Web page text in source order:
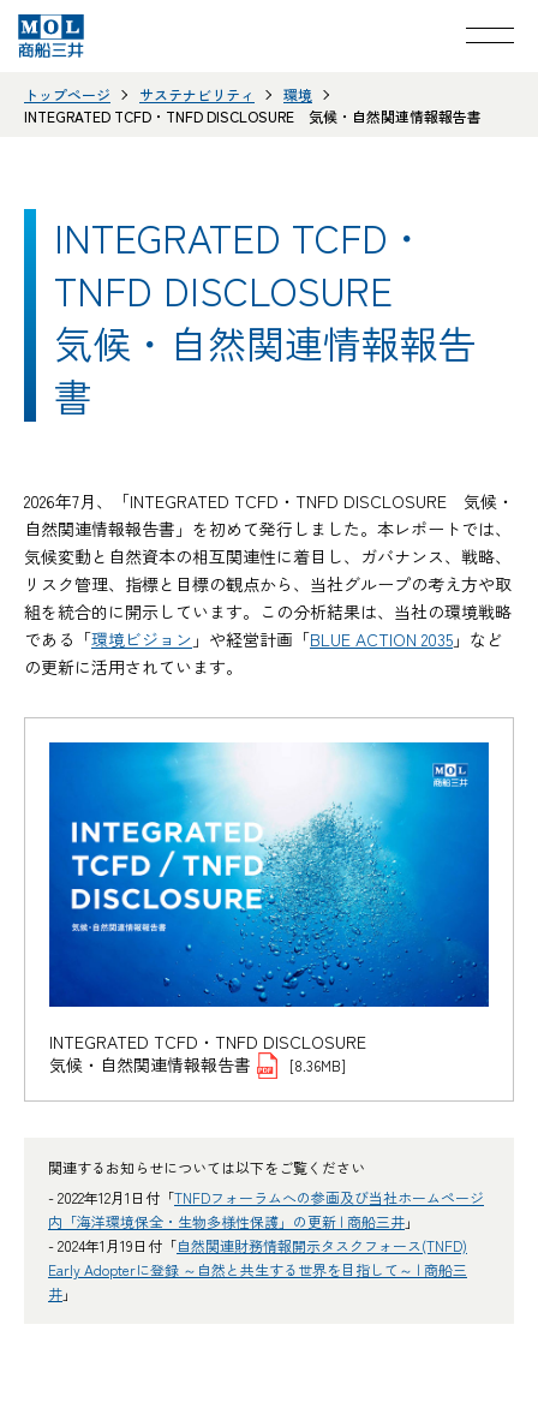
トップページ サステナビリティ
環境
INTEGRATED TCFD・TNFD DISCLOSURE 気候・自然関連情報報告書
INTEGRATED TCFD・
TNFD DISCLOSURE
気候・自然関連情報報告
書
2026年7月、「INTEGRATED TCFD・TNFD DISCLOSURE 気候・
自然関連情報報告書」を初めて発行しました。本レポートでは、
気候変動と自然資本の相互関連性に着目し、ガバナンス、戦略、
リスク管理、指標と目標の観点から、当社グループの考え方や取
組を統合的に開示しています。この分析結果は、当社の環境戦略
である「環境ビジョン 」や経営計画「BLUE ACTION 2035 」など
の更新に活用されています。
INTEGRATED TCFD・TNFD DISCLOSURE
気候・自然関連情報報告書
[8.36MB]
関連するお知らせについては以下をご覧ください
- 2022年12月1日付「TNFDフォーラムへの参画及び当社ホームページ
内「海洋環境保全・生物多様性保護」の更新 | 商船三井」
- 2024年1月19日付「自然関連財務情報開示タスクフォース(TNFD)
Early Adopterに登録 ～自然と共生する世界を目指して～ | 商船三
井」